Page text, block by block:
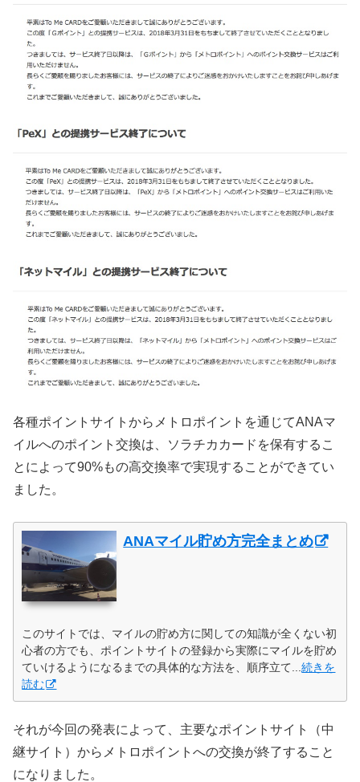
各種ポイントサイトからメトロポイントを通じてANAマ
イルへのポイント交換は、ソラチカカードを保有するこ
とによって90%もの高交換率で実現することができてい
ました。
ANAマイル貯め方完全まとめ
このサイトでは、マイルの貯め方に関しての知識が全くない初
心者の方でも、ポイントサイトの登録から実際にマイルを貯め
ていけるようになるまでの具体的な方法を、順序立て...続きを
読む
それが今回の発表によって、主要なポイントサイト（中
継サイト）からメトロポイントへの交換が終了すること
になりました。